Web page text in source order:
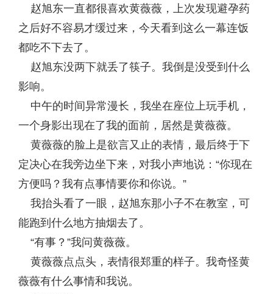
赵旭东一直都很喜欢黄薇薇，上次发现避孕药
之后好不容易才缓过来，今天看到这么一幕连饭
都吃不下去了。
赵旭东没两下就丢了筷子。我倒是没受到什么
影响。
中午的时间异常漫长，我坐在座位上玩手机，
一个身影出现在了我的面前，居然是黄薇薇。
黄薇薇的脸上是欲言又止的表情，最后终于下
定决心在我旁边坐下来，对我小声地说：“你现在
方便吗？我有点事情要你和你说。”
我抬头看了一眼，赵旭东那小子不在教室，可
能跑到什么地方抽烟去了。
“有事？”我问黄薇薇。
黄薇薇点点头，表情很郑重的样子。我奇怪黄
薇薇有什么事情和我说。